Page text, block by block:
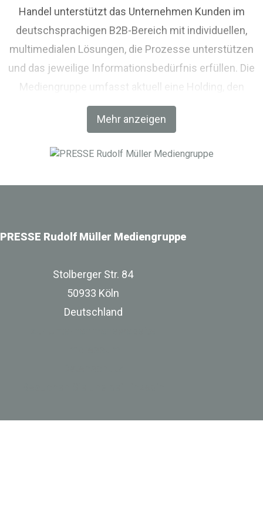
Mehr anzeigen
Handel unterstützt das Unternehmen Kunden im
deutschsprachigen B2B-Bereich mit individuellen,
multimedialen Lösungen, die Prozesse unterstützen
und das jeweilige Informationsbedürfnis erfüllen. Die
Mediengruppe umfasst aktuell eine Holding, den
Fachverlag RM Rudolf Müller Medien und mit der BIM
World MUNICH eine Netzwerkplattform für Akteure der
PRESSE Rudolf Müller Mediengruppe
Stolberger Str. 84
50933 Köln
Deutschland